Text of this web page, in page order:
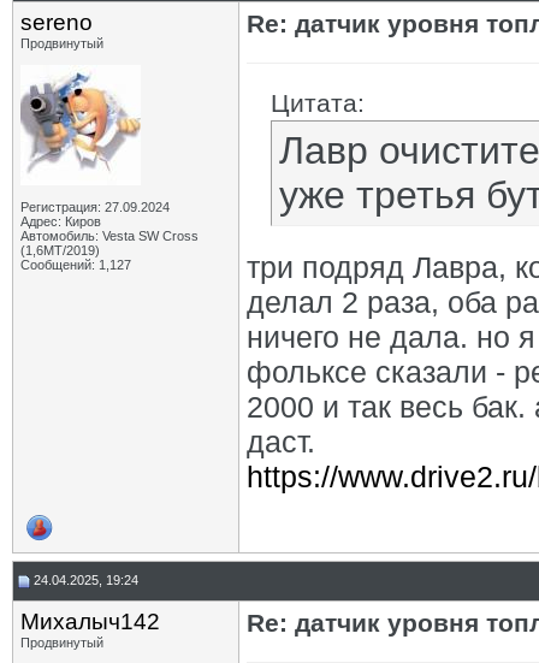
sereno
Продвинутый
Регистрация: 27.09.2024
Адрес: Киров
Автомобиль: Vesta SW Cross
(1,6МТ/2019)
Сообщений: 1,127
Re: датчик уровня
Цитата:
Лавр
уже третья
три подряд Лавра,
делал 2 раза, оба
ничего не дала. но
фольксе сказали -
2000 и так весь
даст.
https://
24.04.2025, 19:24
Михалыч142
Продвинутый
Re: датчик уровня